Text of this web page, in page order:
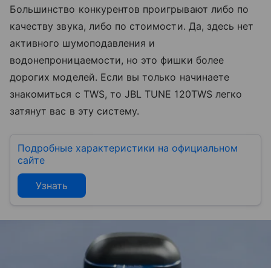
Большинство конкурентов проигрывают либо по
качеству звука, либо по стоимости. Да, здесь нет
активного шумоподавления и
водонепроницаемости, но это фишки более
дорогих моделей. Если вы только начинаете
знакомиться с TWS, то JBL TUNE 120TWS легко
затянут вас в эту систему.
Подробные характеристики на официальном
сайте
Узнать